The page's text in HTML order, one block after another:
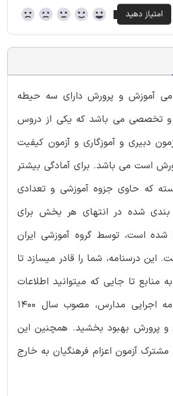
آموزش و پرورش دارای سه حیطه
تخصصی می باشد که یکی از دروس
دبیری و آموزگاری و آزمون کیفیت
است می باشد. برای آمادگی بیشتر
که حاوی جزوه آموزشی و تعدادی
بندی شده در انتهای هر بخش برای
است، توسط گروه آموزشی ایران
درسنامه، شما را قادر میسازد تا
منابع تا جایی که میتوانید اطلاعات
خود را در آیین نامه اجرایی مدارس، مصوب سال 1400
و پرورش بهبود بخشید. همچنین این
آزمون اعزام فرهنگیان به خارج